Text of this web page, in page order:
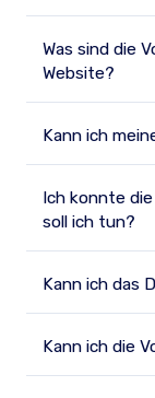
Was sind die
Website?
Kann ich
Ich konnte
soll ich tun?
Kann ich das
Kann ich die